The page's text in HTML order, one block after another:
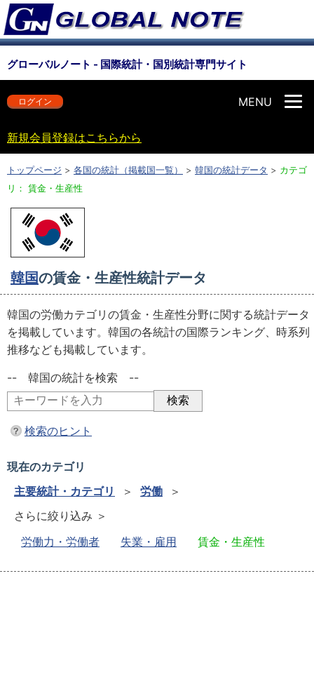
グローバルノート - 国際統計・国別統計専門サイト
MENU
ログイン
新規会員登録はこちらから
トップページ > 各国の統計（掲載国一覧） > 韓国の統計データ > カテゴ
リ： 賃金・生産性
韓国の賃金・生産性統計データ
韓国の労働カテゴリの賃金・生産性分野に関する統計データ
を掲載しています。韓国の各統計の国際ランキング、時系列
推移なども掲載しています。
-- 韓国の統計を検索 --
検索のヒント
現在のカテゴリ
主要統計・カテゴリ
＞ 労働 ＞
さらに絞り込み ＞
労働力・労働者
失業・雇用 賃金・生産性